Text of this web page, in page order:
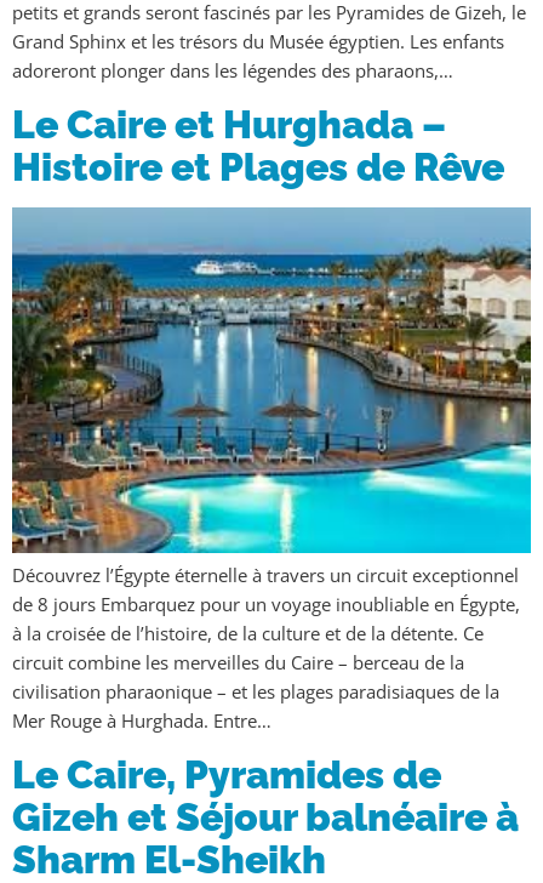
petits et grands seront fascinés par les Pyramides de Gizeh, le
Grand Sphinx et les trésors du Musée égyptien. Les enfants
adoreront plonger dans les légendes des pharaons,…
Le Caire et Hurghada –
Histoire et Plages de Rêve
Découvrez l’Égypte éternelle à travers un circuit exceptionnel
de 8 jours Embarquez pour un voyage inoubliable en Égypte,
à la croisée de l’histoire, de la culture et de la détente. Ce
circuit combine les merveilles du Caire – berceau de la
civilisation pharaonique – et les plages paradisiaques de la
Mer Rouge à Hurghada. Entre…
Le Caire, Pyramides de
Gizeh et Séjour balnéaire à
Sharm El-Sheikh